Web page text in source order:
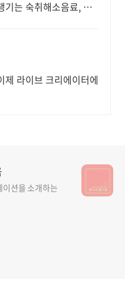
기는 숙취해소음료, 와
제 라이브 크리에이터에
션을 소개하는